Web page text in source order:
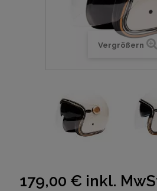
Vergrößern
179,00 € inkl.